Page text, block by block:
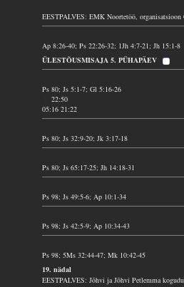
EESTPALVES: EMK Noortetöö, organisatsioon
Ap 8:26-40; Ps 22:26-32; 1Jh 4:7-21; Jh 15:1-8
ÜLESTÕUSMISAJA 5. PÜHAPÄEV
Ps 80; Js 5:1-7; Gl 5:16-26
22:50
05:16 21:22
Ps 80; Js 32:9-20; Jk 3:17-18
Ps 80; Js 65:17-25; Jh 14:18-31
Ps 98; Js 49:5-6; Ap 10:1-34
Ps 98; Js 42:5-9; Ap 10:34-43
Ps 98; 5Ms 32:44-47; Mk 10:42-45
19. nädal
EESTPALVES: Jõhvi ja Jõhvi Petlemma